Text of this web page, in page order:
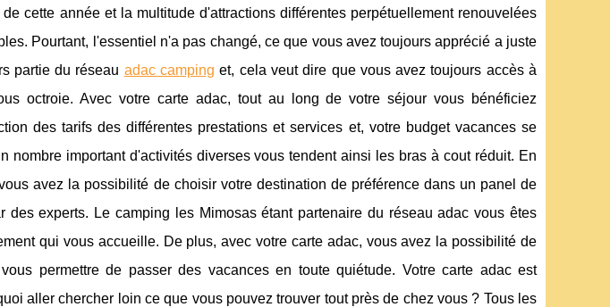
cette année et la multitude d'attractions différentes perpétuellement renouvelées
Pourtant, l'essentiel n'a pas changé, ce que vous avez toujours apprécié a juste
partie du réseau adac camping et, cela veut dire que vous avez toujours accès à
octroie. Avec votre carte adac, tout au long de votre séjour vous bénéficiez
des tarifs des différentes prestations et services et, votre budget vacances se
nombre important d'activités diverses vous tendent ainsi les bras à cout réduit. En
avez la possibilité de choisir votre destination de préférence dans un panel de
des experts. Le camping les Mimosas étant partenaire du réseau adac vous êtes
qui vous accueille. De plus, avec votre carte adac, vous avez la possibilité de
permettre de passer des vacances en toute quiétude. Votre carte adac est
aller chercher loin ce que vous pouvez trouver tout près de chez vous ? Tous les